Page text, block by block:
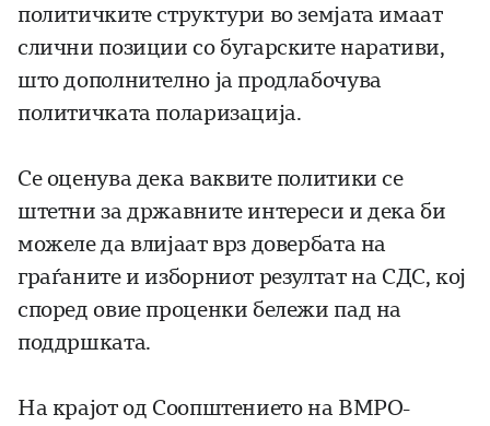
политичките структури во земјата имаат
слични позиции со бугарските наративи,
што дополнително ја продлабочува
политичката поларизација.
Се оценува дека ваквите политики се
штетни за државните интереси и дека би
можеле да влијаат врз довербата на
граѓаните и изборниот резултат на СДС, кој
според овие проценки бележи пад на
поддршката.
На крајот од Соопштението на ВМРО-